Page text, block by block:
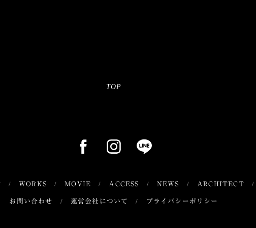
TOP
WORKS MOVIE ACCESS NEWS ARCHITECT
お問い合わせ 運営会社について プライバシーポリシー